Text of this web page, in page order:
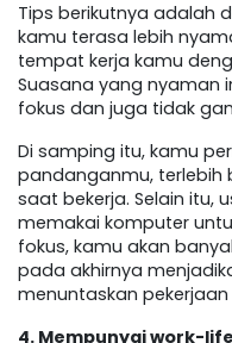
Tips berikutnya adalah
kamu terasa lebih
tempat kerja kamu
Suasana yang nyaman
fokus dan juga tidak
Di samping itu, kamu
pandanganmu, terlebih
saat bekerja. Selain itu,
memakai komputer
fokus, kamu akan
pada akhirnya
menuntaskan pekerjaan
4. Mempunyai work-